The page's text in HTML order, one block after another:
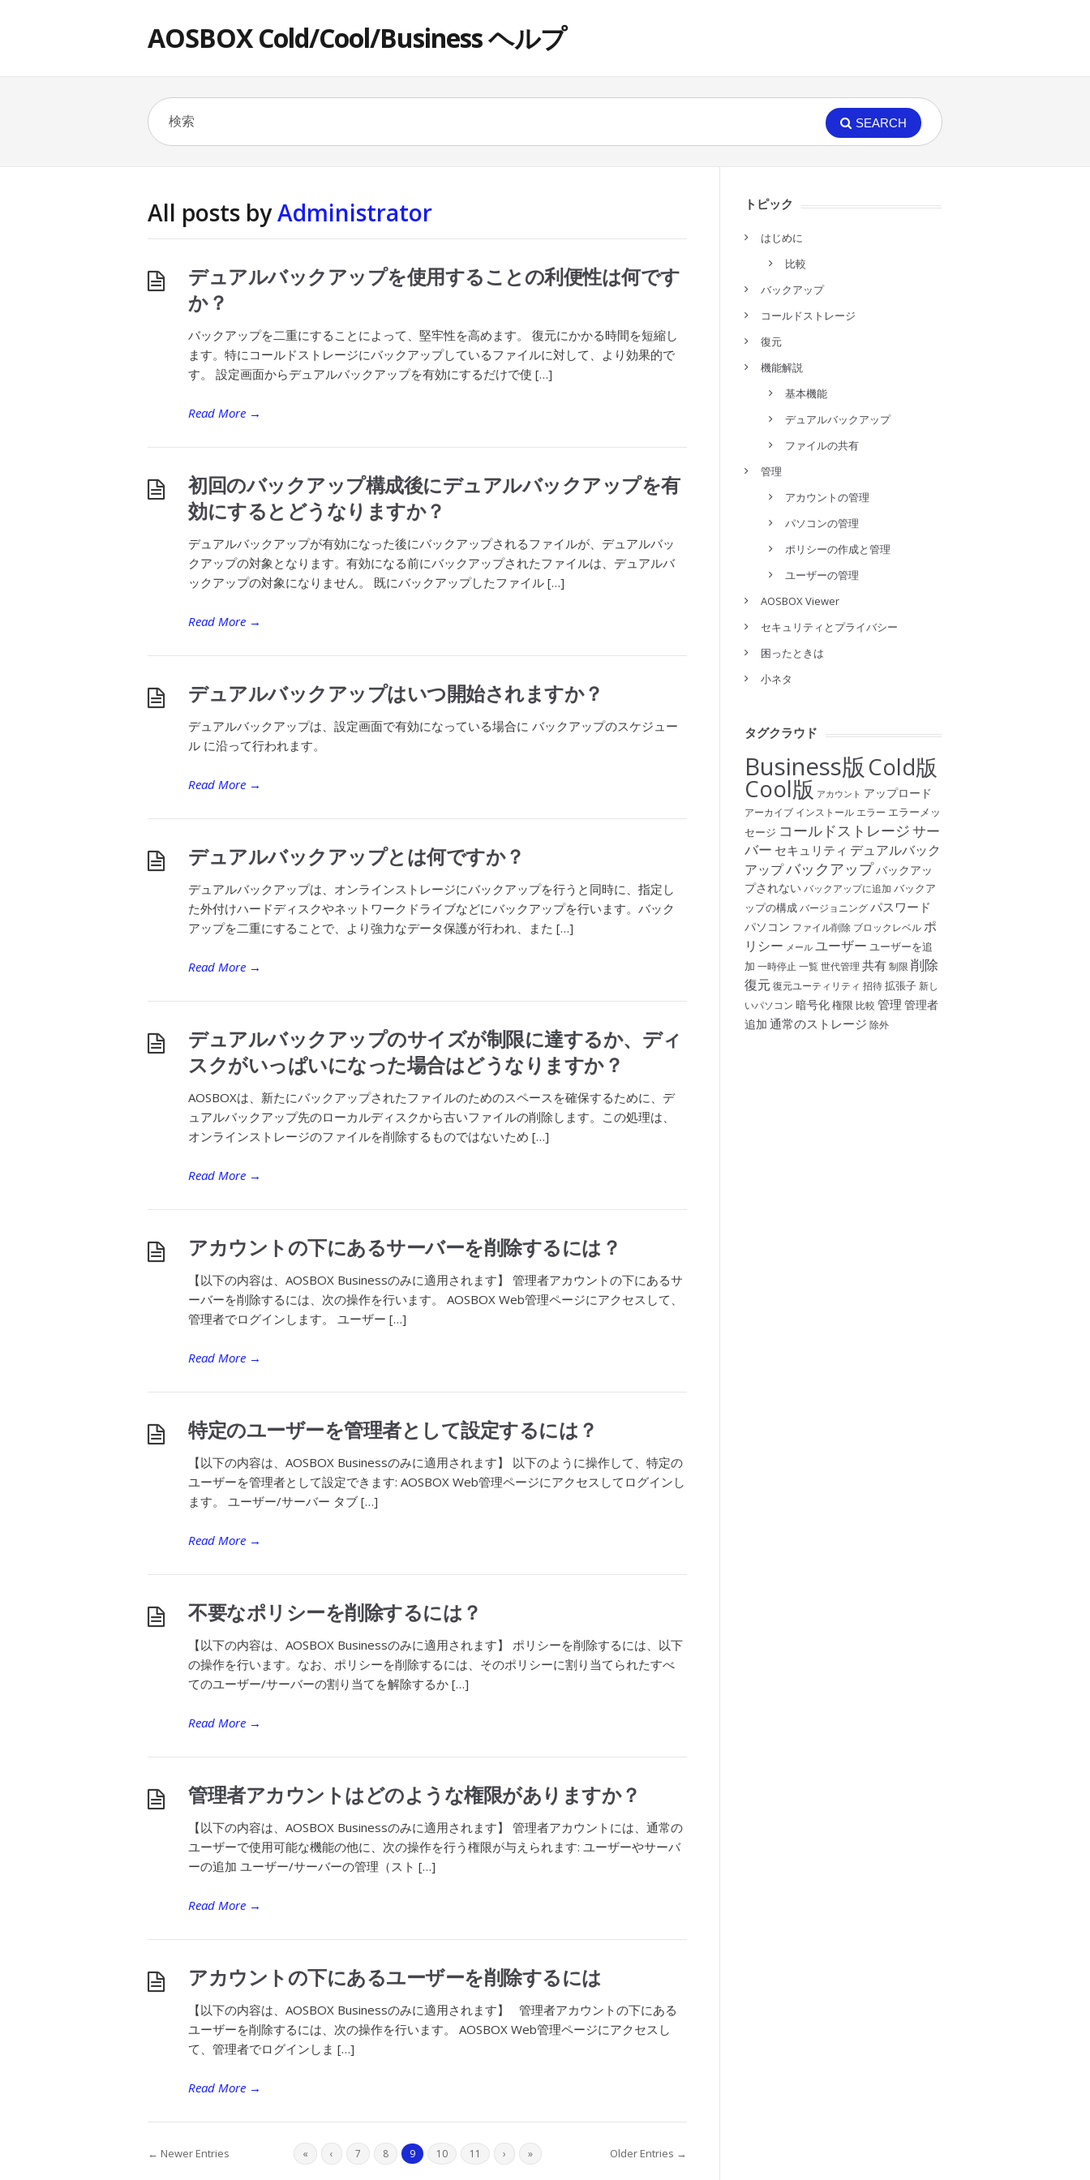
AOSBOX Cold/Cool/Business ヘルプ
SEARCH
All posts byAdministrator
デュアルバックアップを使用することの利便性は何です
か？
バックアップを二重にすることによって、堅牢性を高めます。 復元にかかる時間を短縮し
ます。特にコールドストレージにバックアップしているファイルに対して、より効果的で
す。 設定画面からデュアルバックアップを有効にするだけで使 […]
Read More →
初回のバックアップ構成後にデュアルバックアップを有
効にするとどうなりますか？
デュアルバックアップが有効になった後にバックアップされるファイルが、デュアルバッ
クアップの対象となります。有効になる前にバックアップされたファイルは、デュアルバ
ックアップの対象になりません。 既にバックアップしたファイル […]
Read More →
デュアルバックアップはいつ開始されますか？
デュアルバックアップは、設定画面で有効になっている場合に バックアップのスケジュー
ル に沿って行われます。
Read More →
デュアルバックアップとは何ですか？
デュアルバックアップは、オンラインストレージにバックアップを行うと同時に、指定し
た外付けハードディスクやネットワークドライブなどにバックアップを行います。バック
アップを二重にすることで、より強力なデータ保護が行われ、また […]
Read More →
デュアルバックアップのサイズが制限に達するか、ディ
スクがいっぱいになった場合はどうなりますか？
AOSBOXは、新たにバックアップされたファイルのためのスペースを確保するために、デ
ュアルバックアップ先のローカルディスクから古いファイルの削除します。この処理は、
オンラインストレージのファイルを削除するものではないため […]
Read More →
アカウントの下にあるサーバーを削除するには？
【以下の内容は、AOSBOX Businessのみに適用されます】 管理者アカウントの下にあるサ
ーバーを削除するには、次の操作を行います。 AOSBOX Web管理ページにアクセスして、
管理者でログインします。 ユーザー […]
Read More →
特定のユーザーを管理者として設定するには？
【以下の内容は、AOSBOX Businessのみに適用されます】 以下のように操作して、特定の
ユーザーを管理者として設定できます: AOSBOX Web管理ページにアクセスしてログインし
ます。 ユーザー/サーバー タブ […]
Read More →
不要なポリシーを削除するには？
【以下の内容は、AOSBOX Businessのみに適用されます】 ポリシーを削除するには、以下
の操作を行います。なお、ポリシーを削除するには、そのポリシーに割り当てられたすべ
てのユーザー/サーバーの割り当てを解除するか […]
Read More →
管理者アカウントはどのような権限がありますか？
【以下の内容は、AOSBOX Businessのみに適用されます】 管理者アカウントには、通常の
ユーザーで使用可能な機能の他に、次の操作を行う権限が与えられます: ユーザーやサーバ
ーの追加 ユーザー/サーバーの管理（スト […]
Read More →
アカウントの下にあるユーザーを削除するには
【以下の内容は、AOSBOX Businessのみに適用されます】 管理者アカウントの下にある
ユーザーを削除するには、次の操作を行います。 AOSBOX Web管理ページにアクセスし
て、管理者でログインしま […]
Read More →
← Newer Entries « ‹ 7 8 9 10 11 › » Older Entries →
トピック
はじめに
比較
バックアップ
コールドストレージ
復元
機能解説
基本機能
デュアルバックアップ
ファイルの共有
管理
アカウントの管理
パソコンの管理
ポリシーの作成と管理
ユーザーの管理
AOSBOX Viewer
セキュリティとプライバシー
困ったときは
小ネタ
タグクラウド
Business版Cold版
Cool版 アカウント アップロード
アーカイブ インストール エラー エラーメッ
セージ コールドストレージサー
バー セキュリティ デュアルバック
アップバックアップバックアッ
プされない バックアップに追加 バックア
ップの構成 バージョニング パスワード
パソコン ファイル削除 ブロックレベル ポ
リシー メール ユーザー ユーザーを追
加 一時停止 一覧 世代管理 共有 制限 削除
復元 復元ユーティリティ 招待 拡張子 新し
いパソコン 暗号化権限 比較 管理 管理者
追加 通常のストレージ 除外